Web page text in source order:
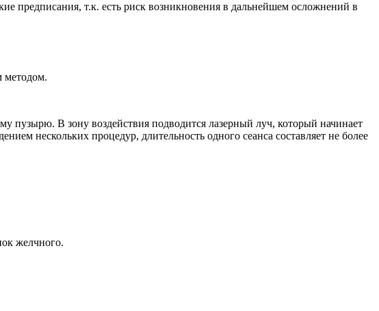
предписания, т.к. есть риск возникновения в дальнейшем осложнений в
методом.
пузырю. В зону воздействия подводится лазерный луч, который начинает
нескольких процедур, длительность одного сеанса составляет не более
желчного.